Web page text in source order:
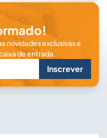
novidades exclusivas e
de entrada.
Inscrever